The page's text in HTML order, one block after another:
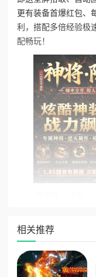
更有装备首爆红包、
利，搭配多倍经验极
配畅玩！
收两大实用特权，全
2、开局神将伙
助力闯关PK，全程
相关推荐